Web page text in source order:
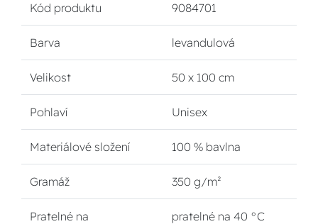
Kód produktu 9084701
Barva levandulová
Velikost 50 x 100 cm
Pohlaví Unisex
Materiálové složení 100 % bavlna
Gramáž 350 g/m²
Pratelné na pratelné na 40 °C